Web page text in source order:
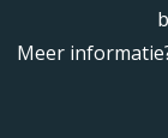
Meer